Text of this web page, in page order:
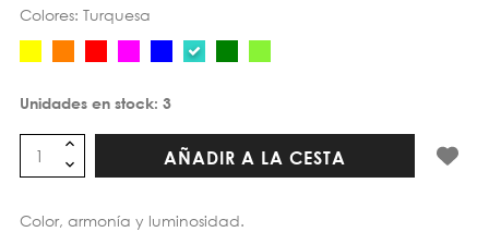
Colores: Turquesa
Unidades en stock: 3
AÑADIR A LA CESTA
Color, armonía y luminosidad.